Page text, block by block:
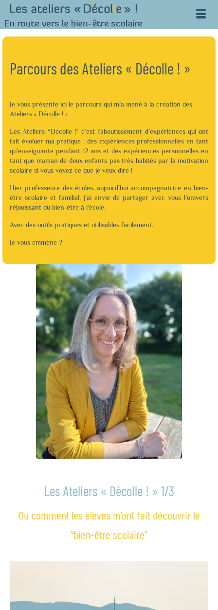
Parcours des Ateliers « Décolle ! »
Je vous présente ici le parcours qui m’a mené à la création des
Ateliers « Décolle ! »
Les Ateliers “Décolle !” c’est l’aboutissement d’expériences qui ont
fait évoluer ma pratique : des expériences professionnelles en tant
qu’enseignante pendant 12 ans et des expériences personnelles en
tant que maman de deux enfants pas très habités par la motivation
scolaire si vous voyez ce que je veux dire !
Hier professeure des écoles, aujourd’hui accompagnatrice en bien-
être scolaire et familial, j’ai envie de partager avec vous l’univers
réjouissant du bien-être à l’école.
Avec des outils pratiques et utilisables facilement.
Je vous emmène ?
Les Ateliers « Décolle ! » 1/3
Ou comment les élèves m’ont fait découvrir le
“bien-être scolaire”